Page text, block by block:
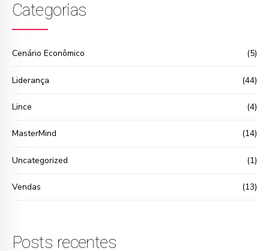
Categorias
Cenário Econômico (5)
Liderança (44)
Lince (4)
MasterMind (14)
Uncategorized (1)
Vendas (13)
Posts recentes